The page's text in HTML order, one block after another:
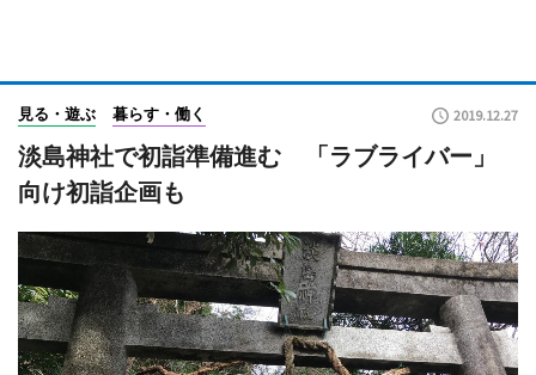
見る・遊ぶ 暮らす・働く 2019.12.27
淡島神社で初詣準備進む 「ラブライバー」
向け初詣企画も